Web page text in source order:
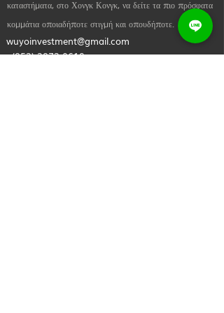
L 46cm 1.5cm 120cm
XL 55cm 1.5cm 120cm
καταστήματα, στο Χονγκ Κονγκ, να δείτε τα πιο πρόσφατα
κομμάτια οποιαδήποτε στιγμή και οπουδήποτε.
wuyoinvestment@gmail.com
+(852)2873 0619